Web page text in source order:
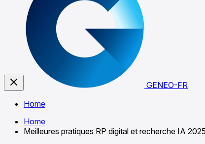
GENEO-FR
Home
Home
Meilleures pratiques RP digital et recherche IA